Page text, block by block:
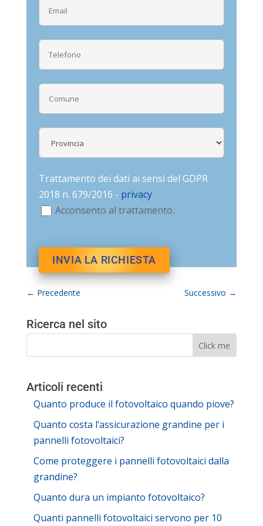
Trattamento dei dati ai sensi del GDPR
2018 n. 679/2016 - privacy
Acconsento al trattamento.
← Precedente Successivo →
Ricerca nel sito
Articoli recenti
Quanto produce il fotovoltaico quando piove?
Quanto costa l’assicurazione grandine per i
pannelli fotovoltaici?
Come proteggere i pannelli fotovoltaici dalla
grandine?
Quanto dura un impianto fotovoltaico?
Quanti pannelli fotovoltaici servono per 10